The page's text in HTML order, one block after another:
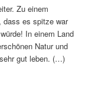
Zu einem
dass es spitze war
In einem Land
Natur und
gut leben. (…)